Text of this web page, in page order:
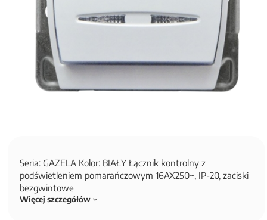
Seria: GAZELA Kolor: BIAŁY Łącznik kontrolny z
podświetleniem pomarańczowym 16AX250~, IP-20, zaciski
bezgwintowe
Więcej szczegółów